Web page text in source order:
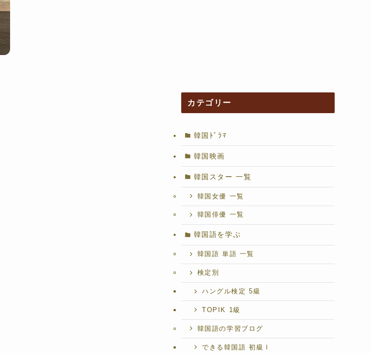
カテゴリー
韓国ﾄﾞﾗﾏ
韓国映画
韓国スター 一覧
韓国女優 一覧
韓国俳優 一覧
韓国語を学ぶ
韓国語 単語 一覧
検定別
ハングル検定 5級
TOPIK 1級
韓国語の学習ブログ
できる韓国語 初級Ⅰ